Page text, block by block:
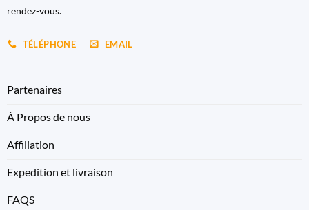
rendez-vous.
TÉLÉPHONE EMAIL
Partenaires
À Propos de nous
Affiliation
Expedition et livraison
FAQS